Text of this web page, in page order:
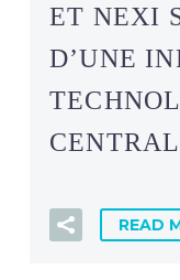
ET NEXI
D’UNE
READ